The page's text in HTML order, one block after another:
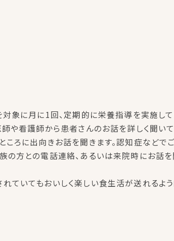
象に月に1回、定期的に栄養指導を実施して
師や看護師から患者さんのお話を詳しく聞い
ころに出向きお話を聞きます。認知症などで
の方との電話連絡、あるいは来院時にお話
ていてもおいしく楽しい食生活が送れるよ